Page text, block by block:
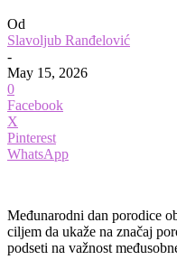
Od
Slavoljub Ranđelović
-
May 15, 2026
0
Facebook
X
Pinterest
WhatsApp
Međunarodni dan porodice
ciljem da ukaže na značaj
podseti na važnost